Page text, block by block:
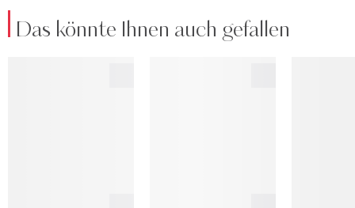
Das könnte Ihnen auch gefallen